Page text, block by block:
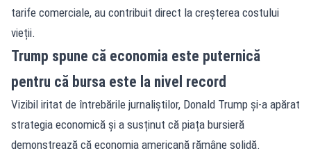
tarife comerciale, au contribuit direct la creșterea costului
vieții.
Trump spune că economia este puternică
pentru că bursa este la nivel record
Vizibil iritat de întrebările jurnaliștilor, Donald Trump și-a apărat
strategia economică și a susținut că piața bursieră
demonstrează că economia americană rămâne solidă.